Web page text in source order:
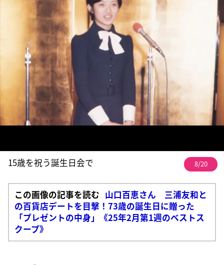
15歳を祝う誕生日会で 8/20
この画像の記事を読む 山口百恵さん 三浦友和と
の百貨店デートを目撃！73歳の誕生日に贈った
「プレゼントの中身」《25年2月第1週のベストス
クープ》